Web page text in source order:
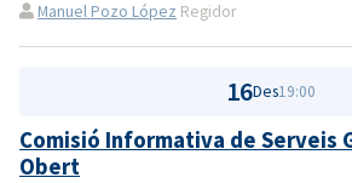
Manuel Pozo López Regidor
16Des19:00
Comisió Informativa de Serveis
Obert